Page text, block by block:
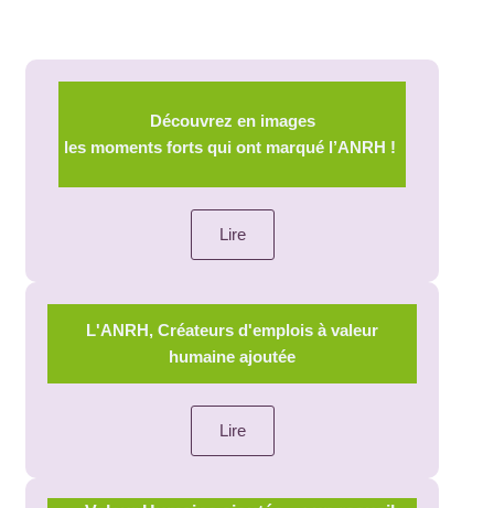
Découvrez en images
les moments forts qui ont marqué l’ANRH !
Lire
L'ANRH, Créateurs d'emplois à valeur
humaine ajoutée
Lire